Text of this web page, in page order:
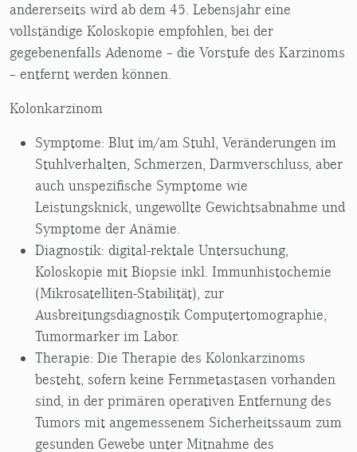
andererseits wird ab dem 45. Lebensjahr eine
vollständige Koloskopie empfohlen, bei der
gegebenenfalls Adenome – die Vorstufe des Karzinoms
– entfernt werden können.
Kolonkarzinom
Symptome: Blut im/am Stuhl, Veränderungen im
Stuhlverhalten, Schmerzen, Darmverschluss, aber
auch unspezifische Symptome wie
Leistungsknick, ungewollte Gewichtsabnahme und
Symptome der Anämie.
Diagnostik: digital-rektale Untersuchung,
Koloskopie mit Biopsie inkl. Immunhistochemie
(Mikrosatelliten-Stabilität), zur
Ausbreitungsdiagnostik Computertomographie,
Tumormarker im Labor.
Therapie: Die Therapie des Kolonkarzinoms
besteht, sofern keine Fernmetastasen vorhanden
sind, in der primären operativen Entfernung des
Tumors mit angemessenem Sicherheitssaum zum
gesunden Gewebe unter Mitnahme des